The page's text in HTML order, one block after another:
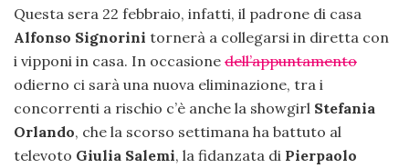
Questa sera 22 febbraio, infatti, il padrone di casa
Alfonso Signorini tornerà a collegarsi in diretta con
i vipponi in casa. In occasione dell’appuntamento
odierno ci sarà una nuova eliminazione, tra i
concorrenti a rischio c’è anche la showgirl Stefania
Orlando, che la scorso settimana ha battuto al
televoto Giulia Salemi, la fidanzata di Pierpaolo